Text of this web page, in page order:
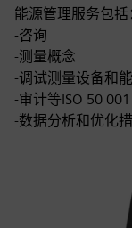
能源管理服务包括
-咨询
-测量概念
-调试测量设备和
-审计等ISO 50 001
-数据分析和优化